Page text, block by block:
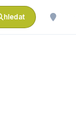
hledat